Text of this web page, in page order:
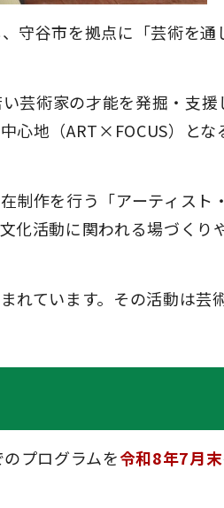
守谷市を拠点に「芸術を通
芸術家の才能を発掘・支
心地（ART×FOCUS）とな
制作を行う「アーティスト
化活動に関われる場づくり
れています。その活動は芸
プログラムを令和8年7月末